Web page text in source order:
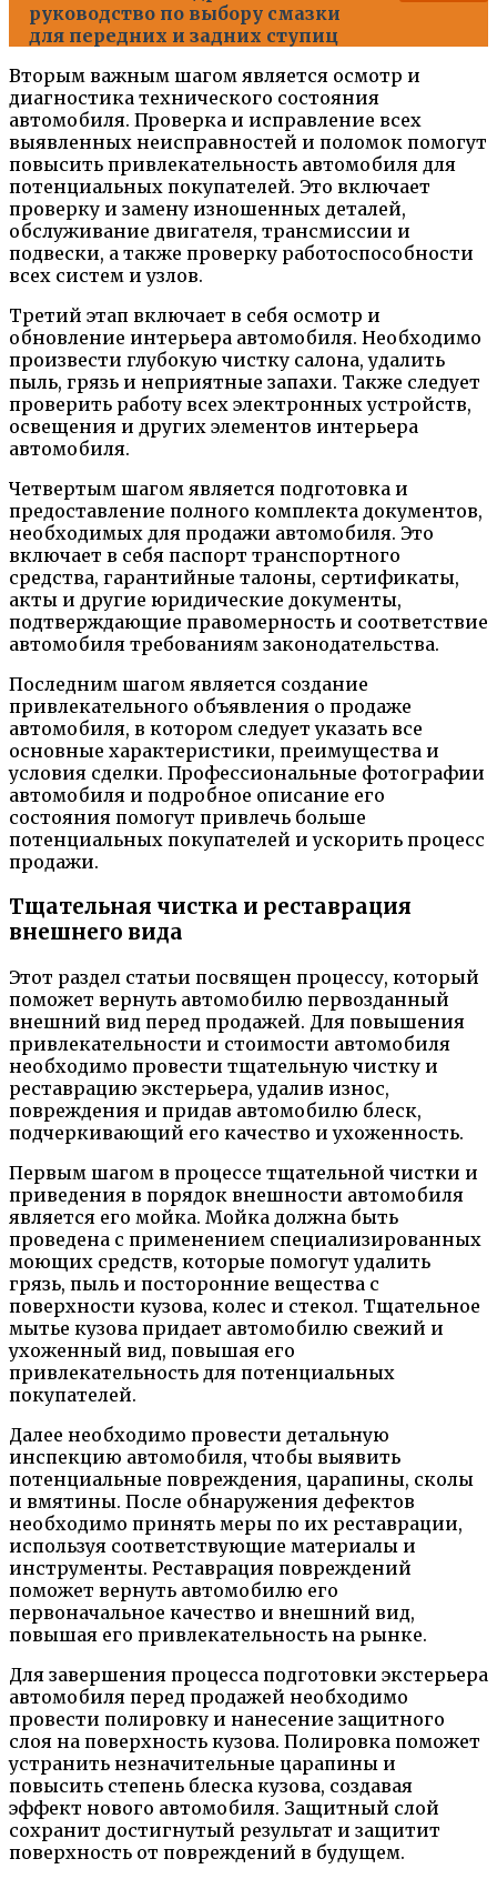
руководство по выбору смазки
для передних и задних ступиц
Вторым важным шагом является осмотр и
диагностика технического состояния
автомобиля. Проверка и исправление всех
выявленных неисправностей и поломок помогут
повысить привлекательность автомобиля для
потенциальных покупателей. Это включает
проверку и замену изношенных деталей,
обслуживание двигателя, трансмиссии и
подвески, а также проверку работоспособности
всех систем и узлов.
Третий этап включает в себя осмотр и
обновление интерьера автомобиля. Необходимо
произвести глубокую чистку салона, удалить
пыль, грязь и неприятные запахи. Также следует
проверить работу всех электронных устройств,
освещения и других элементов интерьера
автомобиля.
Четвертым шагом является подготовка и
предоставление полного комплекта документов,
необходимых для продажи автомобиля. Это
включает в себя паспорт транспортного
средства, гарантийные талоны, сертификаты,
акты и другие юридические документы,
подтверждающие правомерность и соответствие
автомобиля требованиям законодательства.
Последним шагом является создание
привлекательного объявления о продаже
автомобиля, в котором следует указать все
основные характеристики, преимущества и
условия сделки. Профессиональные фотографии
автомобиля и подробное описание его
состояния помогут привлечь больше
потенциальных покупателей и ускорить процесс
продажи.
Тщательная чистка и реставрация
внешнего вида
Этот раздел статьи посвящен процессу, который
поможет вернуть автомобилю первозданный
внешний вид перед продажей. Для повышения
привлекательности и стоимости автомобиля
необходимо провести тщательную чистку и
реставрацию экстерьера, удалив износ,
повреждения и придав автомобилю блеск,
подчеркивающий его качество и ухоженность.
Первым шагом в процессе тщательной чистки и
приведения в порядок внешности автомобиля
является его мойка. Мойка должна быть
проведена с применением специализированных
моющих средств, которые помогут удалить
грязь, пыль и посторонние вещества с
поверхности кузова, колес и стекол. Тщательное
мытье кузова придает автомобилю свежий и
ухоженный вид, повышая его
привлекательность для потенциальных
покупателей.
Далее необходимо провести детальную
инспекцию автомобиля, чтобы выявить
потенциальные повреждения, царапины, сколы
и вмятины. После обнаружения дефектов
необходимо принять меры по их реставрации,
используя соответствующие материалы и
инструменты. Реставрация повреждений
поможет вернуть автомобилю его
первоначальное качество и внешний вид,
повышая его привлекательность на рынке.
Для завершения процесса подготовки экстерьера
автомобиля перед продажей необходимо
провести полировку и нанесение защитного
слоя на поверхность кузова. Полировка поможет
устранить незначительные царапины и
повысить степень блеска кузова, создавая
эффект нового автомобиля. Защитный слой
сохранит достигнутый результат и защитит
поверхность от повреждений в будущем.